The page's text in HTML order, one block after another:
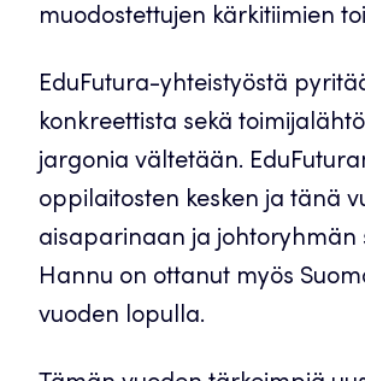
muodostettujen kärkitiimien
EduFutura-yhteistyöstä
konkreettista sekä
jargonia vältetään.
oppilaitosten kesken ja tänä
aisaparinaan ja johtoryhmän
Hannu on ottanut myös
vuoden lopulla.